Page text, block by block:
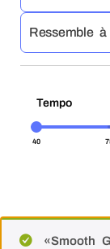
Ressemble à
Tempo
40
«Smooth